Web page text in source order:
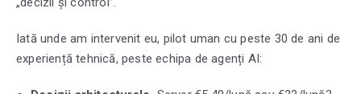
Iată unde am intervenit eu, pilot uman cu peste 30 de ani de
experiență tehnică, peste echipa de agenți AI: